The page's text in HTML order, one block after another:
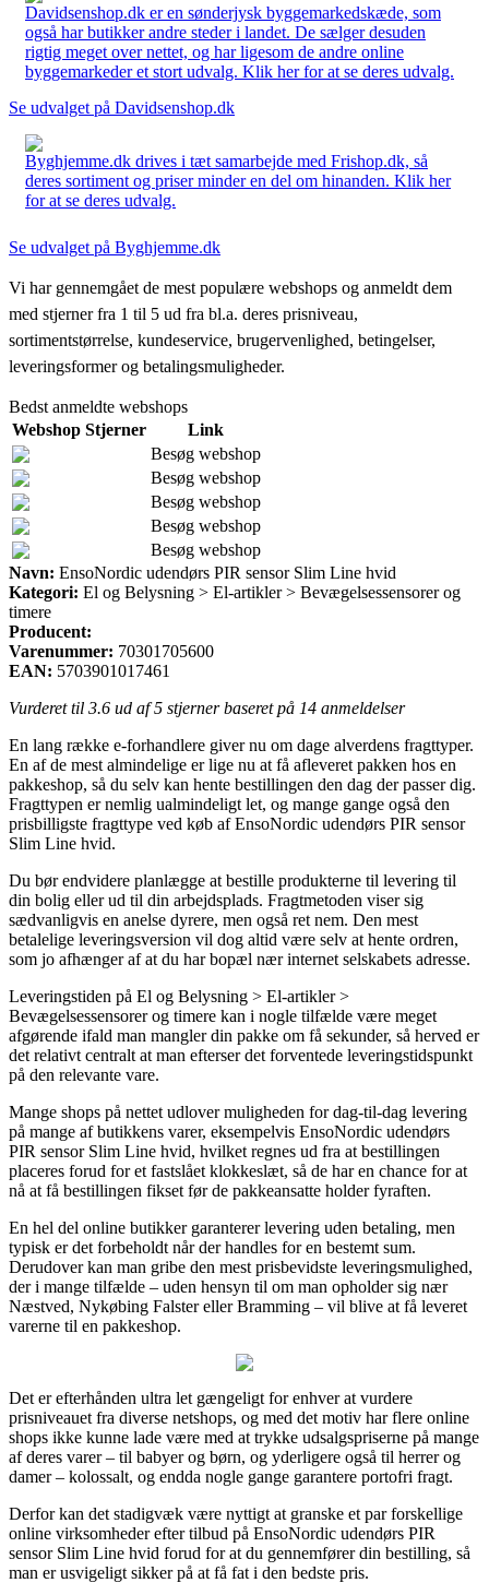
Davidsenshop.dk er en sønderjysk byggemarkedskæde, som
også har butikker andre steder i landet. De sælger desuden
rigtig meget over nettet, og har ligesom de andre online
byggemarkeder et stort udvalg. Klik her for at se deres udvalg.
Se udvalget på Davidsenshop.dk
Byghjemme.dk drives i tæt samarbejde med Frishop.dk, så
deres sortiment og priser minder en del om hinanden. Klik her
for at se deres udvalg.
Se udvalget på Byghjemme.dk
Vi har gennemgået de mest populære webshops og anmeldt dem
med stjerner fra 1 til 5 ud fra bl.a. deres prisniveau,
sortimentstørrelse, kundeservice, brugervenlighed, betingelser,
leveringsformer og betalingsmuligheder.
Bedst anmeldte webshops
Webshop Stjerner
Link
Besøg webshop
Besøg webshop
Besøg webshop
Besøg webshop
Besøg webshop
Navn: EnsoNordic udendørs PIR sensor Slim Line hvid
Kategori: El og Belysning > El-artikler > Bevægelsessensorer og
timere
Producent:
Varenummer: 70301705600
EAN: 5703901017461
Vurderet til 3.6 ud af 5 stjerner baseret på 14 anmeldelser
En lang række e-forhandlere giver nu om dage alverdens fragttyper.
En af de mest almindelige er lige nu at få afleveret pakken hos en
pakkeshop, så du selv kan hente bestillingen den dag der passer dig.
Fragttypen er nemlig ualmindeligt let, og mange gange også den
prisbilligste fragttype ved køb af EnsoNordic udendørs PIR sensor
Slim Line hvid.
Du bør endvidere planlægge at bestille produkterne til levering til
din bolig eller ud til din arbejdsplads. Fragtmetoden viser sig
sædvanligvis en anelse dyrere, men også ret nem. Den mest
betalelige leveringsversion vil dog altid være selv at hente ordren,
som jo afhænger af at du har bopæl nær internet selskabets adresse.
Leveringstiden på El og Belysning > El-artikler >
Bevægelsessensorer og timere kan i nogle tilfælde være meget
afgørende ifald man mangler din pakke om få sekunder, så herved er
det relativt centralt at man efterser det forventede leveringstidspunkt
på den relevante vare.
Mange shops på nettet udlover muligheden for dag-til-dag levering
på mange af butikkens varer, eksempelvis EnsoNordic udendørs
PIR sensor Slim Line hvid, hvilket regnes ud fra at bestillingen
placeres forud for et fastslået klokkeslæt, så de har en chance for at
nå at få bestillingen fikset før de pakkeansatte holder fyraften.
En hel del online butikker garanterer levering uden betaling, men
typisk er det forbeholdt når der handles for en bestemt sum.
Derudover kan man gribe den mest prisbevidste leveringsmulighed,
der i mange tilfælde – uden hensyn til om man opholder sig nær
Næstved, Nykøbing Falster eller Bramming – vil blive at få leveret
varerne til en pakkeshop.
Det er efterhånden ultra let gængeligt for enhver at vurdere
prisniveauet fra diverse netshops, og med det motiv har flere online
shops ikke kunne lade være med at trykke udsalgspriserne på mange
af deres varer – til babyer og børn, og yderligere også til herrer og
damer – kolossalt, og endda nogle gange garantere portofri fragt.
Derfor kan det stadigvæk være nyttigt at granske et par forskellige
online virksomheder efter tilbud på EnsoNordic udendørs PIR
sensor Slim Line hvid forud for at du gennemfører din bestilling, så
man er usvigeligt sikker på at få fat i den bedste pris.